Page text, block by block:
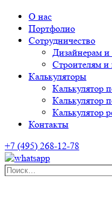
О нас
Портфолио
Сотрудничество
Дизайнерам и
Строителям и
Калькуляторы
Калькулятор
Калькулятор
Калькулятор
Контакты
+7 (495) 268-12-78
Поиск…